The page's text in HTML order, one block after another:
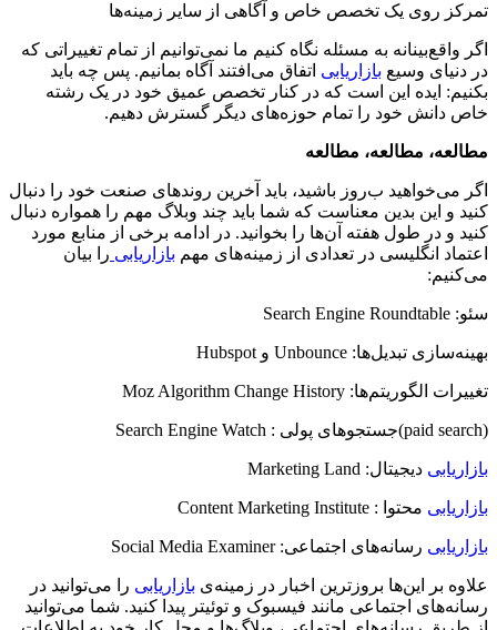
تمرکز روی یک تخصص خاص و آگاهی از سایر زمینه‌ها
اگر واقع‌بینانه به مسئله نگاه کنیم ما نمی‌توانیم از تمام تغییراتی که
در دنیای وسیع بازاریابی اتفاق می‌افتند آگاه بمانیم. پس چه باید
بکنیم: ایده این است که در کنار تخصص عمیق خود در یک رشته
خاص دانش خود را تمام حوزه‌های دیگر گسترش دهیم.
مطالعه، مطالعه، مطالعه
اگر می‌خواهید ب‌روز باشید، باید آخرین روندهای صنعت خود را دنبال
کنید و این بدین معناست که شما باید چند وبلاگ مهم را همواره دنبال
کنید و در طول هفته آن‌ها را بخوانید. در ادامه برخی از منابع مورد
اعتماد انگلیسی در تعدادی از زمینه‌های مهم بازاریابی را بیان
می‌کنیم:
سئو: Search Engine Roundtable
بهینه‌سازی تبدیل‌ها: Unbounce و Hubspot
تغییرات الگوریتم‌ها: Moz Algorithm Change History
(paid search)جستجوهای پولی : Search Engine Watch
بازاریابی دیجیتال: Marketing Land
بازاریابی محتوا : Content Marketing Institute
بازاریابی رسانه‌های اجتماعی: Social Media Examiner
علاوه بر این‌ها بروزترین اخبار در زمینه‌ی بازاریابی را می‌توانید در
رسانه‌های اجتماعی مانند فیسبوک و توئیتر پیدا کنید. شما می‌توانید